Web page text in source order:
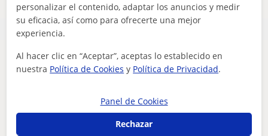
Parece que tu búsqueda es bastante especifica
Guardar búsqueda
personalizar el contenido, adaptar los anuncios y medir
su eficacia, así como para ofrecerte una mejor
experiencia.
Al hacer clic en “Aceptar”, aceptas lo establecido en
nuestra Política de Cookies y Política de Privacidad.
Panel de Cookies
Rechazar